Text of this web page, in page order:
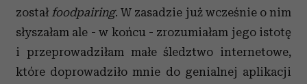
został foodpairing. W zasadzie już wcześnie o nim
słyszałam ale - w końcu - zrozumiałam jego istotę
i przeprowadziłam małe śledztwo internetowe,
które doprowadziło mnie do genialnej aplikacji